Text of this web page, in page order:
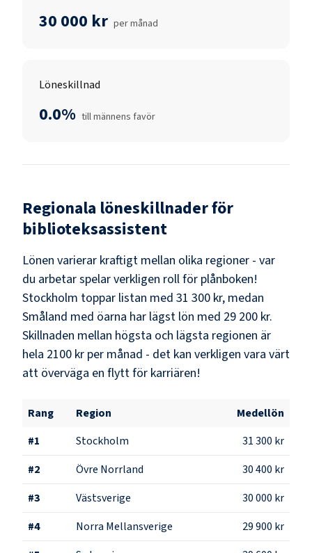
30 000 kr per månad
Löneskillnad
0.0% till männens favör
Regionala löneskillnader för
biblioteksassistent
Lönen varierar kraftigt mellan olika regioner - var
du arbetar spelar verkligen roll för plånboken!
Stockholm toppar listan med 31 300 kr, medan
Småland med öarna har lägst lön med 29 200 kr.
Skillnaden mellan högsta och lägsta regionen är
hela 2100 kr per månad - det kan verkligen vara värt
att överväga en flytt för karriären!
Rang Region
Medellön
#1 Stockholm
31 300 kr
#2 Övre Norrland
30 400 kr
#3 Västsverige
30 000 kr
#4 Norra Mellansverige
29 900 kr